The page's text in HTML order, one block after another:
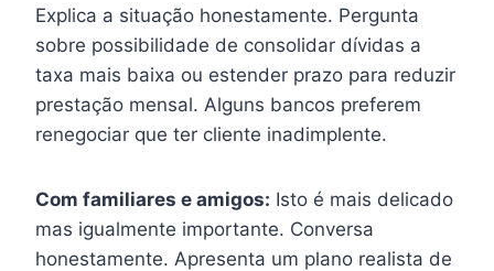
Explica a situação honestamente. Pergunta
sobre possibilidade de consolidar dívidas a
taxa mais baixa ou estender prazo para reduzir
prestação mensal. Alguns bancos preferem
renegociar que ter cliente inadimplente.
Com familiares e amigos: Isto é mais delicado
mas igualmente importante. Conversa
honestamente. Apresenta um plano realista de